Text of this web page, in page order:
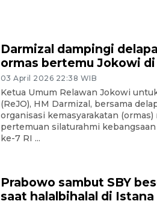
Darmizal dampingi
ormas bertemu Jokowi di
03 April 2026 22:38 WIB
Ketua Umum Relawan Jokowi
(ReJO), HM Darmizal, bersama
organisasi kemasyarakatan (ormas)
pertemuan silaturahmi
ke-7 RI ...
Prabowo sambut SBY
saat halalbihalal di Istana